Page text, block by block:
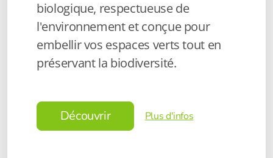
biologique, respectueuse de
l'environnement et conçue pour
embellir vos espaces verts tout en
préservant la biodiversité.
Découvrir Plus d'infos